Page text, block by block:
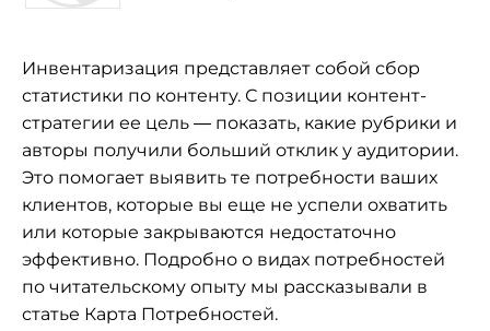
Инвентаризация представляет собой сбор
статистики по контенту. С позиции контент-
стратегии ее цель — показать, какие рубрики и
авторы получили больший отклик у аудитории.
Это помогает выявить те потребности ваших
клиентов, которые вы еще не успели охватить
или которые закрываются недостаточно
эффективно. Подробно о видах потребностей
по читательскому опыту мы рассказывали в
статье Карта Потребностей.